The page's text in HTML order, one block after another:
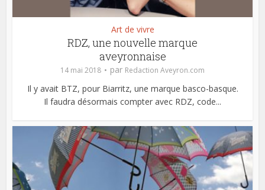
Art de vivre
RDZ, une nouvelle marque
aveyronnaise
14 mai 2018 par Redaction Aveyron.com
Il y avait BTZ, pour Biarritz, une marque basco-basque.
Il faudra désormais compter avec RDZ, code...